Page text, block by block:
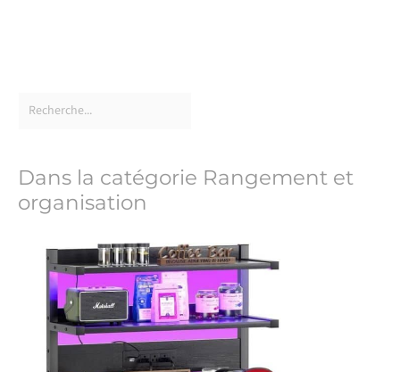
Dans la catégorie Rangement et
organisation